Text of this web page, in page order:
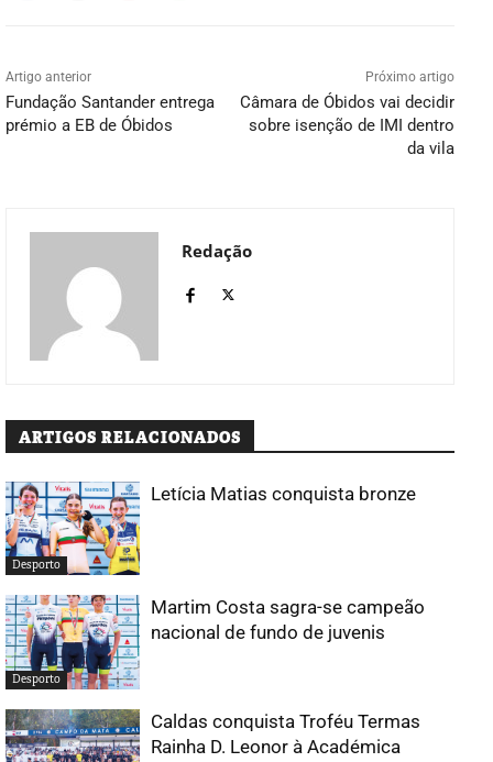
Artigo anterior
Fundação Santander entrega
prémio a EB de Óbidos
Próximo artigo
Câmara de Óbidos vai decidir
sobre isenção de IMI dentro
da vila
Redação
ARTIGOS RELACIONADOS
Desporto
Letícia Matias conquista bronze
Desporto
Martim Costa sagra-se campeão
nacional de fundo de juvenis
Caldas conquista Troféu Termas
Rainha D. Leonor à Académica